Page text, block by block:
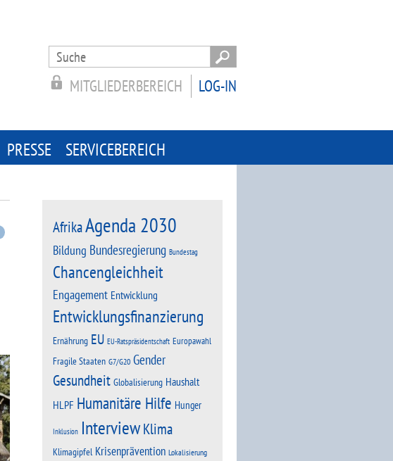
Search
for:
LOG-IN
MITGLIEDERBEREICH
PRESSE SERVICEBEREICH
AfrikaAgenda 2030
Bildung Bundesregierung Bundestag
Chancengleichheit
Engagement Entwicklung
Entwicklungsfinanzierung
Ernährung EU EU-Ratspräsidentschaft Europawahl
Fragile Staaten G7/G20 Gender
Gesundheit Globalisierung Haushalt
HLPF Humanitäre Hilfe Hunger
Inklusion Interview Klima
Klimagipfel Krisenprävention Lokalisierung